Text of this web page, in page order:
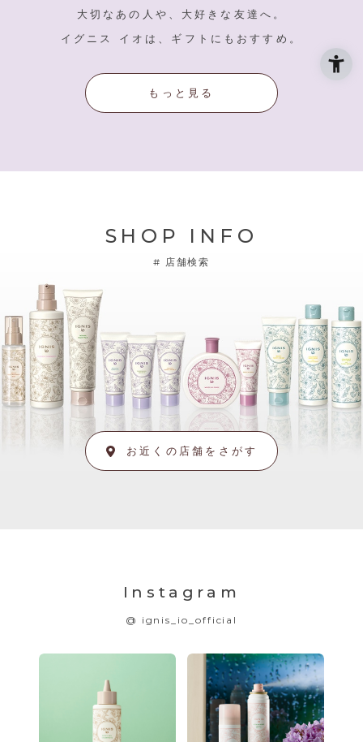
大切なあの人や、大好きな友達へ。
イグニス イオは、ギフトにもおすすめ。
もっと見る
SHOP INFO
# 店舗検索
お近くの店舗をさがす
Instagram
@ ignis_io_official